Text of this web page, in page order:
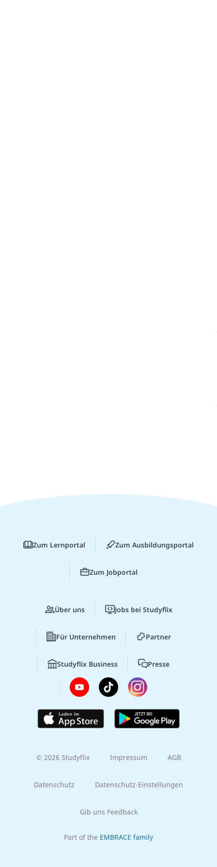
Zum Lernportal Zum Ausbildungsportal
Zum Jobportal
Über uns Jobs bei Studyflix
Für Unternehmen Partner
Studyflix Business Presse
© 2026 Studyflix Impressum AGB
Datenschutz Datenschutz-Einstellungen
Gib uns Feedback
Part of the EMBRACE family